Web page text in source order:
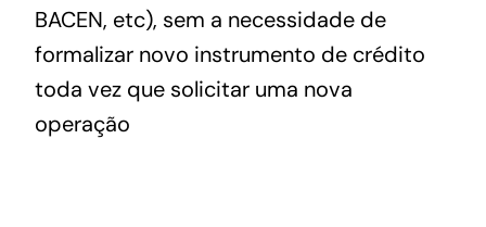
BACEN, etc), sem a necessidade de
formalizar novo instrumento de crédito
toda vez que solicitar uma nova
operação